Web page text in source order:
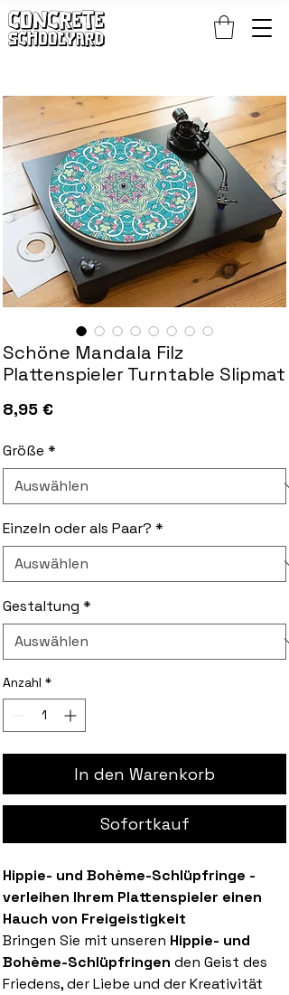
Schöne Mandala Filz
Plattenspieler Turntable Slipmat
8,95 €Preis
Größe *
Einzeln oder als Paar? *
Gestaltung *
Anzahl *
In den Warenkorb
Sofortkauf
Hippie- und Bohème-Schlüpfringe -
verleihen Ihrem Plattenspieler einen
Hauch von Freigeistigkeit
Bringen Sie mit unseren Hippie- und
Bohème-Schlüpfringen den Geist des
Friedens, der Liebe und der Kreativität